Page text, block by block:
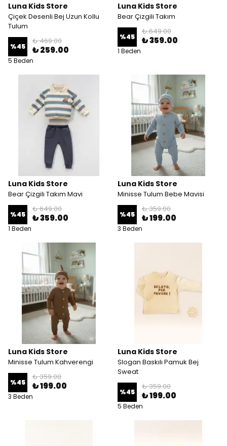
Luna Kids Store
Çiçek Desenli Bej Uzun Kollu
Tulum
%45
₺ 469.00
₺ 259.00
5 Beden
Luna Kids Store
Bear Çizgili Takım
%45
₺ 649.00
₺ 359.00
1 Beden
Luna Kids Store
Bear Çizgili Takım Mavi
%45
₺ 649.00
₺ 359.00
1 Beden
Luna Kids Store
Minisse Tulum Bebe Mavisi
%45
₺ 359.00
₺ 199.00
3 Beden
Luna Kids Store
Minisse Tulum Kahverengi
%45
₺ 359.00
₺ 199.00
3 Beden
Luna Kids Store
Slogan Baskılı Pamuk Bej
Sweat
%45
₺ 359.00
₺ 199.00
5 Beden